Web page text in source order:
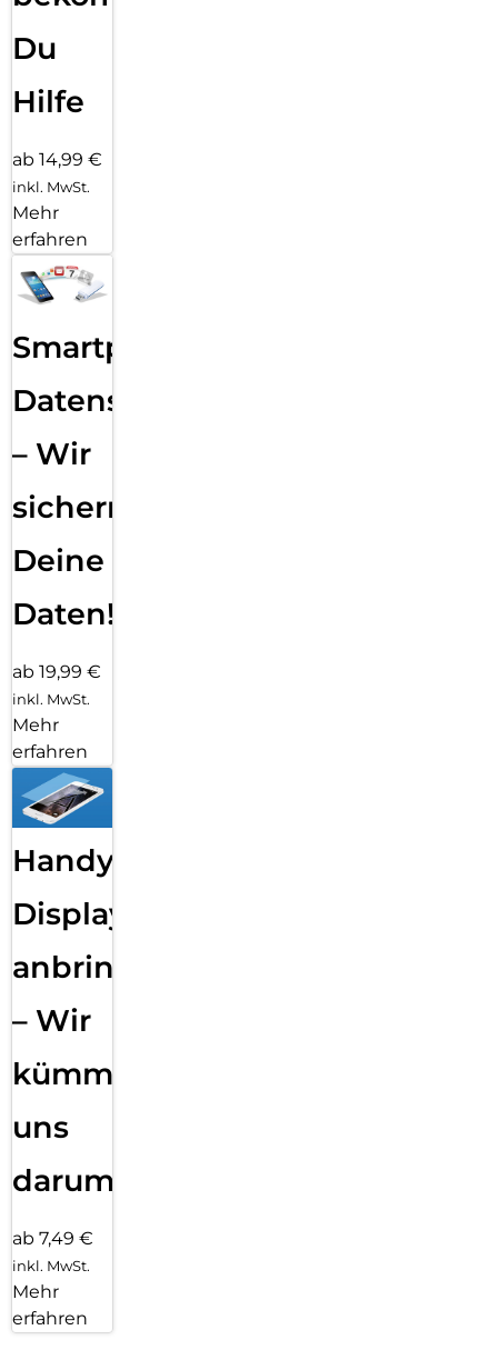
Du
Hilfe
ab 14,99 €
inkl. MwSt.
Mehr
erfahren
Smartphone
Datensicherung
– Wir
sichern
Deine
Daten!
ab 19,99 €
inkl. MwSt.
Mehr
erfahren
Handy
Displayfolie
anbringen
– Wir
kümmern
uns
darum!
ab 7,49 €
inkl. MwSt.
Mehr
erfahren